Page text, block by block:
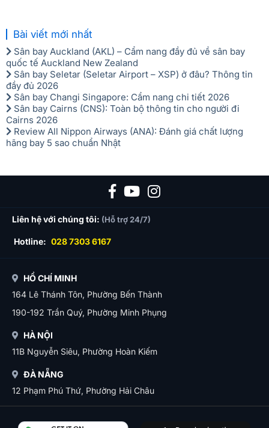
Bài viết mới nhất
Sân bay Auckland (AKL) – Cẩm nang đầy đủ về sân bay
quốc tế Auckland New Zealand
Sân bay Seletar (Seletar Airport – XSP) ở đâu? Thông tin
đầy đủ 2026
Sân bay Changi Singapore: Cẩm nang chi tiết 2026
Sân bay Cairns (CNS): Toàn bộ thông tin cho người đi
Cairns 2026
Review All Nippon Airways (ANA): Đánh giá chất lượng
hãng bay 5 sao chuẩn Nhật
Liên hệ với chúng tôi: (Hỗ trợ 24/7)
Hotline: 028 7303 6167
HỒ CHÍ MINH
164 Lê Thánh Tôn, Phường Bến Thành
190-192 Trần Quý, Phường Minh Phụng
HÀ NỘI
11B Nguyễn Siêu, Phường Hoàn Kiếm
ĐÀ NẴNG
12 Phạm Phú Thứ, Phường Hải Châu